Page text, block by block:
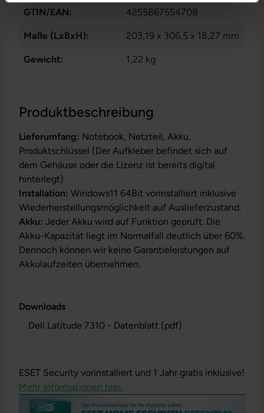
Produktbeschreibung
Lieferumfang: Notebook, Netzteil, Akku,
Produktschlüssel (Der Aufkleber befindet sich auf
dem Gehäuse oder die Lizenz ist bereits digital
hinterlegt)
Installation: Windows11 64Bit vorinstalliert inklusive
Wiederherstellungsmöglichkeit auf Auslieferzustand.
Akku: Jeder Akku wird auf Funktion geprüft. Die
Akku-Kapazität liegt im Normalfall deutlich über 60%.
Dennoch können wir keine Garantieleistungen auf
Akkulaufzeiten übernehmen.
Downloads
Dell Latitude 7310 - Datenblatt (pdf)
ESET Security vorinstalliert und 1 Jahr gratis inklusive!
Mehr Informationen hier.
GTIN/EAN: 4255867554708
Maße (LxBxH): 203,19 x 306,5 x 18,27 mm
Gewicht: 1,22 kg